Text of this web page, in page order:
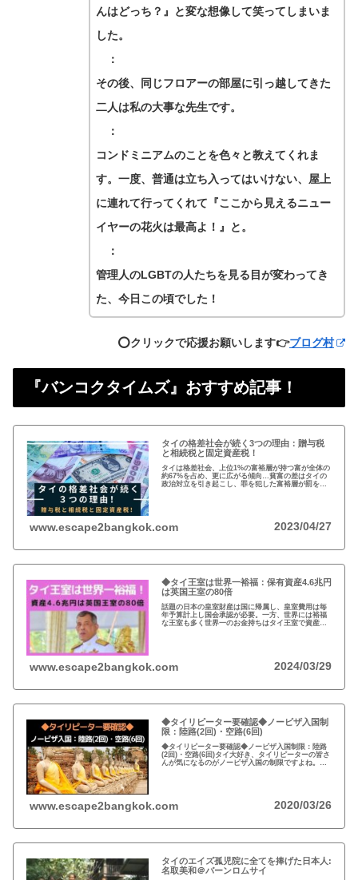
んはどっち？』と変な想像して笑ってしまいま
した。
：
その後、同じフロアーの部屋に引っ越してきた
二人は私の大事な先生です。
：
コンドミニアムのことを色々と教えてくれま
す。一度、普通は立ち入ってはいけない、屋上
に連れて行ってくれて『ここから見えるニュー
イヤーの花火は最高よ！』と。
：
管理人のLGBTの人たちを見る目が変わってき
た、今日この頃でした！
⭕️クリックで応援お願いします👉ブログ村
『バンコクタイムズ』おすすめ記事！
タイの格差社会が続く3つの理由：贈与税
と相続税と固定資産税！
タイは格差社会、上位1%の富裕層が持つ富が全体の
約67%を占め、更に広がる傾向…貧富の差はタイの
政治対立を引き起こし、罪を犯した富裕層が罰を免
www.escape2bangkok.com 2023/04/27
◆タイ王室は世界一裕福：保有資産4.6兆円
は英国王室の80倍
話題の日本の皇室財産は国に帰属し、皇室費用は毎
年予算計上し国会承認が必要。一方、世界には裕福
な王室も多く世界一のお金持ちはタイ王室で資産は
www.escape2bangkok.com 2024/03/29
◆タイリピーター要確認◆ノービザ入国制
限：陸路(2回)・空路(6回)
◆タイリピーター要確認◆ノービザ入国制限：陸路
(2回)・空路(6回)タイ大好き、タイリピーターの皆さ
んが気になるのがノービザ入国の制限ですよね。近
www.escape2bangkok.com 2020/03/26
タイのエイズ孤児院に全てを捧げた日本人:
名取美和＠バーンロムサイ